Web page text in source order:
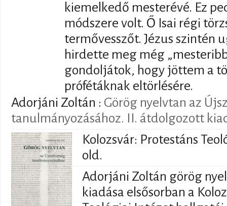
kiemelkedő mesterévé. Ez
módszere volt. Ő Isai régi
termővesszőt. Jézus szintén
hirdette meg még
gondoljátok, hogy jöttem a
prófétáknak eltörlésére.
Adorjáni Zoltán : Görög nyelvtan az
tanulmányozásához. II. átdolgozott
Kolozsvár: Protestáns
old.
Adorjáni Zoltán görög
kiadása elsősorban a